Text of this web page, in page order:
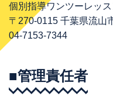
個別指導ワンツーレッス
〒270-0115 千葉県流山
04-7153-7344
■管理責任者